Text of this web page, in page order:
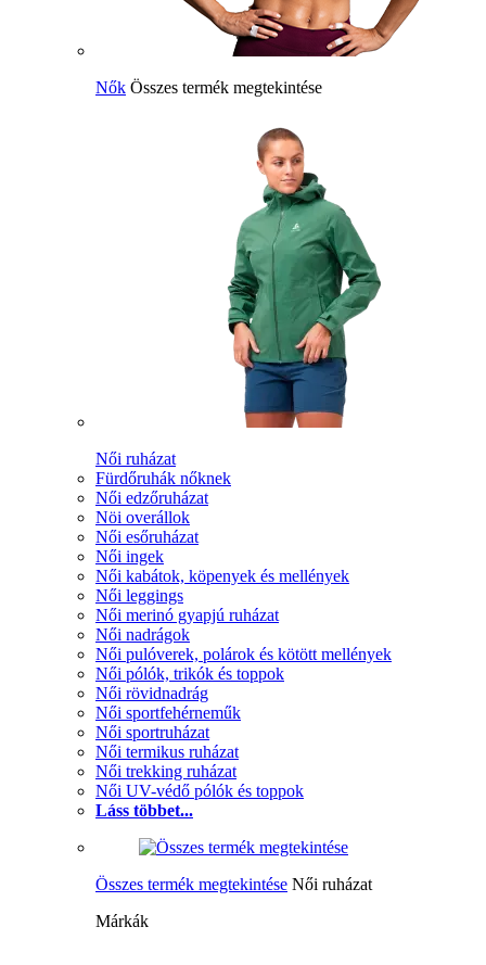
Nők Összes termék megtekintése
Női ruházat
Fürdőruhák nőknek
Női edzőruházat
Nöi overállok
Női esőruházat
Női ingek
Női kabátok, köpenyek és mellények
Női leggings
Női merinó gyapjú ruházat
Női nadrágok
Női pulóverek, polárok és kötött mellények
Női pólók, trikók és toppok
Női rövidnadrág
Női sportfehérneműk
Női sportruházat
Női termikus ruházat
Női trekking ruházat
Női UV-védő pólók és toppok
Láss többet...
Összes termék megtekintése Női ruházat
Márkák